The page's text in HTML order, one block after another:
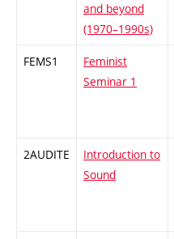
and beyond
(1970–1990s)
FEMS1
Feminist
Seminar 1
2AUDITE
Introduction to
Sound